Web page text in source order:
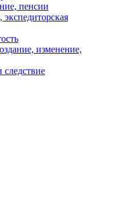
пенсии
экспедиторская
изменение,
следствие